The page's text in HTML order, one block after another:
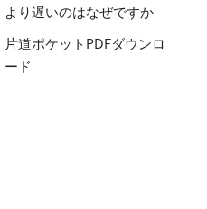
より遅いのはなぜですか
片道ポケットPDFダウンロ
ード